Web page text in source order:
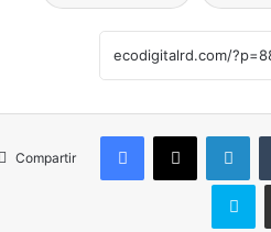
Compartir
Facebook
X